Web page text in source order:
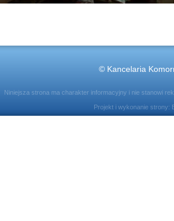
© Kancelaria
Niniejsza strona ma charakter informacyjny i nie stanowi
Projekt i wykonanie strony: